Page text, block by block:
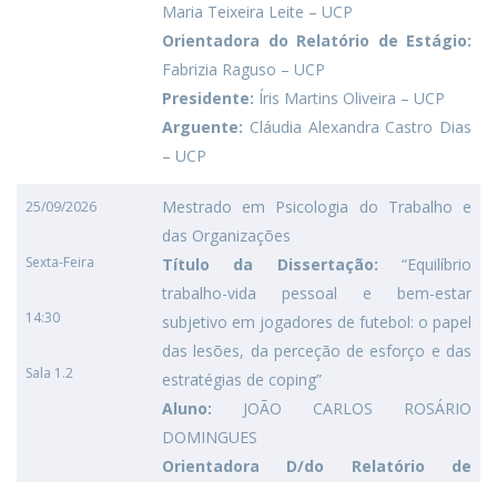
Maria Teixeira Leite – UCP
Orientadora do Relatório de Estágio:
Fabrizia Raguso – UCP
Presidente: Íris Martins Oliveira – UCP
Arguente: Cláudia Alexandra Castro Dias
– UCP
25/09/2026
Sexta-Feira
14:30
Sala 1.2
Mestrado em Psicologia do Trabalho e
das Organizações
Título da Dissertação: “Equilíbrio
trabalho-vida pessoal e bem-estar
subjetivo em jogadores de futebol: o papel
das lesões, da perceção de esforço e das
estratégias de coping”
Aluno: JOÃO CARLOS ROSÁRIO
DOMINGUES
Orientadora D/do Relatório de